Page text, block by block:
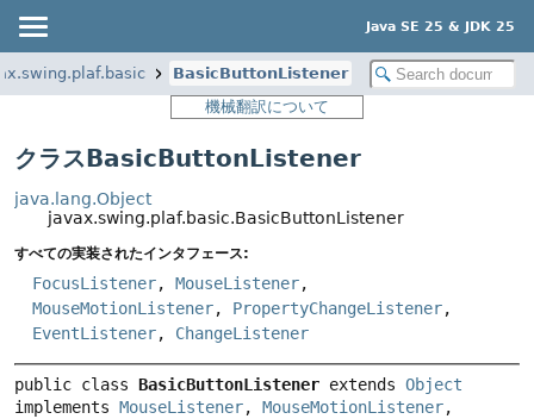
Java SE 25 & JDK 25
BasicButtonListener
機械翻訳について
クラスBasicButtonListener
java.lang.Object
javax.swing.plaf.basic.BasicButtonListener
すべての実装されたインタフェース:
FocusListener, MouseListener,
MouseMotionListener, PropertyChangeListener,
EventListener, ChangeListener
public class BasicButtonListener extends Object
implements MouseListener, MouseMotionListener